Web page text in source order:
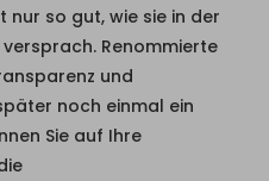
nur so gut, wie sie in der
Renommierte
und
noch einmal ein
Sie auf Ihre